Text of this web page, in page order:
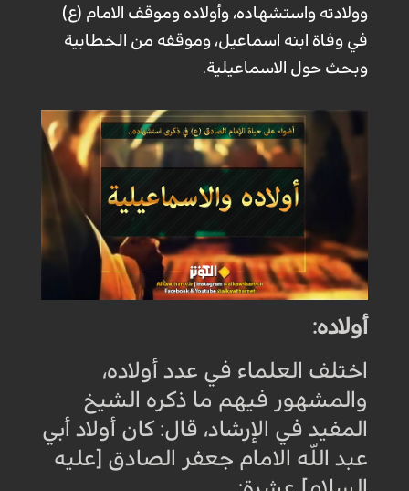
وولادته واستشهاده، وأولاده وموقف الامام (ع)
في وفاة ابنه اسماعيل، وموقفه من الخطابية
وبحث حول الاسماعيلية.
أولاده:
اختلف العلماء في عدد أولاده،
والمشهور فيهم ما ذكره الشيخ
المفيد في الإرشاد، قال: كان أولاد أبي
عبد اللّه الامام جعفر الصادق [عليه